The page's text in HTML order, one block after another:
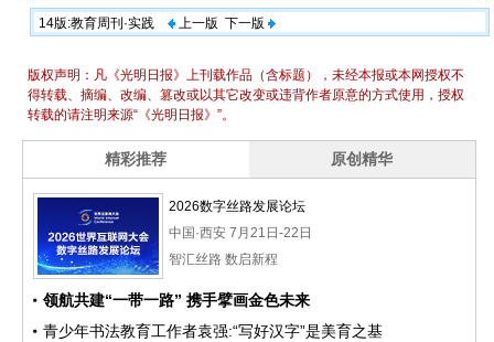
14版:教育周刊·实践 上一版 下一版